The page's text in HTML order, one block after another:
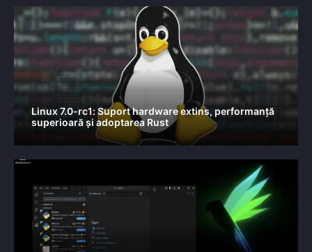
Linux 7.0-rc1: Suport hardware extins, performanță
superioară și adoptarea Rust